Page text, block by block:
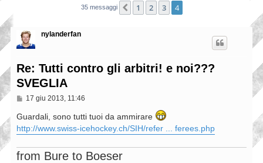
35 messaggi Precedente
1 2 3 4
nylanderfan
Re: Tutti contro gli arbitri! e noi???
SVEGLIA
M
s
a
g
i
17 giu 2013, 11:46
Guardali, sono tutti tuoi da ammirare
http://www.swiss-icehockey.ch/SIH/refer ... ferees.php
from Bure to Boeser